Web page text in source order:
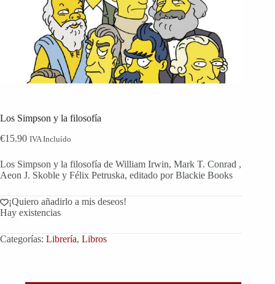
Los Simpson y la filosofía
€15.90 IVA Incluído
Los Simpson y la filosofía de William Irwin, Mark T. Conrad ,
Aeon J. Skoble y Félix Petruska, editado por Blackie Books
¡Quiero añadirlo a mis deseos!
Hay existencias
Categorías: Librería, Libros